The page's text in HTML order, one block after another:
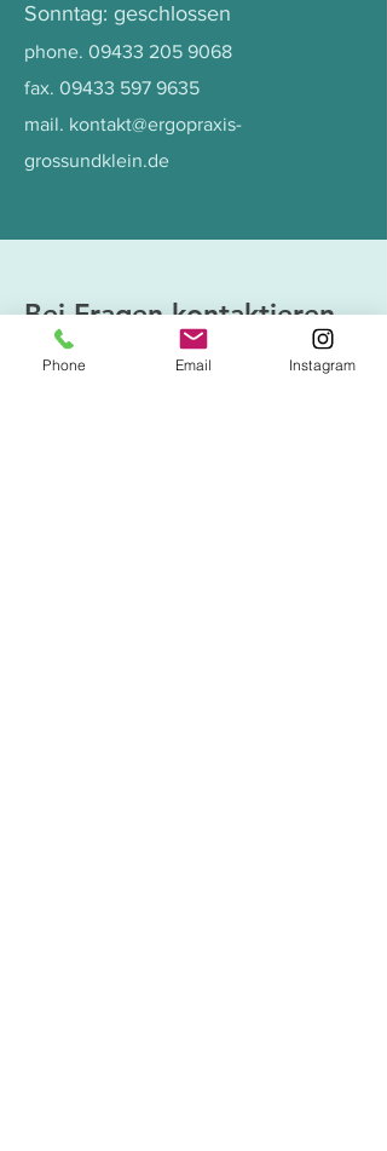
Sonntag: geschlossen
phone. 09433 205 9068
fax. 09433 597 9635
mail. kontakt@ergopraxis-
grossundklein.de
Bei Fragen kontaktieren
Sie mich hier
Phone Email Instagram